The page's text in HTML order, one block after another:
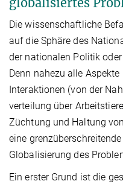
Die wissenschaftliche
auf die Sphäre des
der nationalen Politik
Denn nahezu alle
Interaktionen (von der
verteilung über
Züchtung und Haltung
eine
Globalisierung des
Ein erster Grund ist die